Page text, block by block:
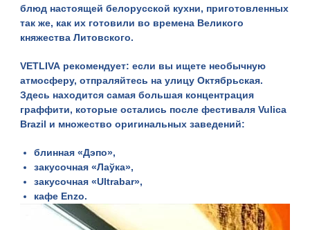
блюд настоящей белорусской кухни, приготовленных
так же, как их готовили во времена Великого
княжества Литовского.
VETLIVA рекомендует: если вы ищете необычную
атмосферу, отпраляйтесь на улицу Октябрьская.
Здесь находится самая большая концентрация
граффити, которые остались после фестиваля Vulica
Brazil и множество оригинальных заведений:
блинная «Дэпо»,
закусочная «Лаўка»,
закусочная «Ultrabar»,
кафе Enzo.